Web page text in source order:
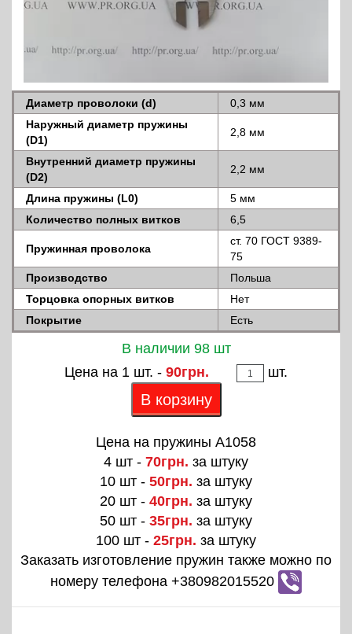
Диаметр проволоки (d)
0,3 мм
Наружный диаметр пружины
(D1)
2,8 мм
Внутренний диаметр пружины
(D2)
2,2 мм
Длина пружины (L0)
5 мм
Количество полных витков
6,5
Пружинная проволока
ст. 70 ГОСТ 9389-
75
Производство
Польша
Торцовка опорных витков
Нет
Покрытие
Есть
В наличии 98 шт
Цена на 1 шт. - 90грн. шт.
В корзину
Цена на пружины A1058
4 шт - 70грн. за штуку
10 шт - 50грн. за штуку
20 шт - 40грн. за штуку
50 шт - 35грн. за штуку
100 шт - 25грн. за штуку
Заказать изготовление пружин также можно по
номеру телефона +380982015520